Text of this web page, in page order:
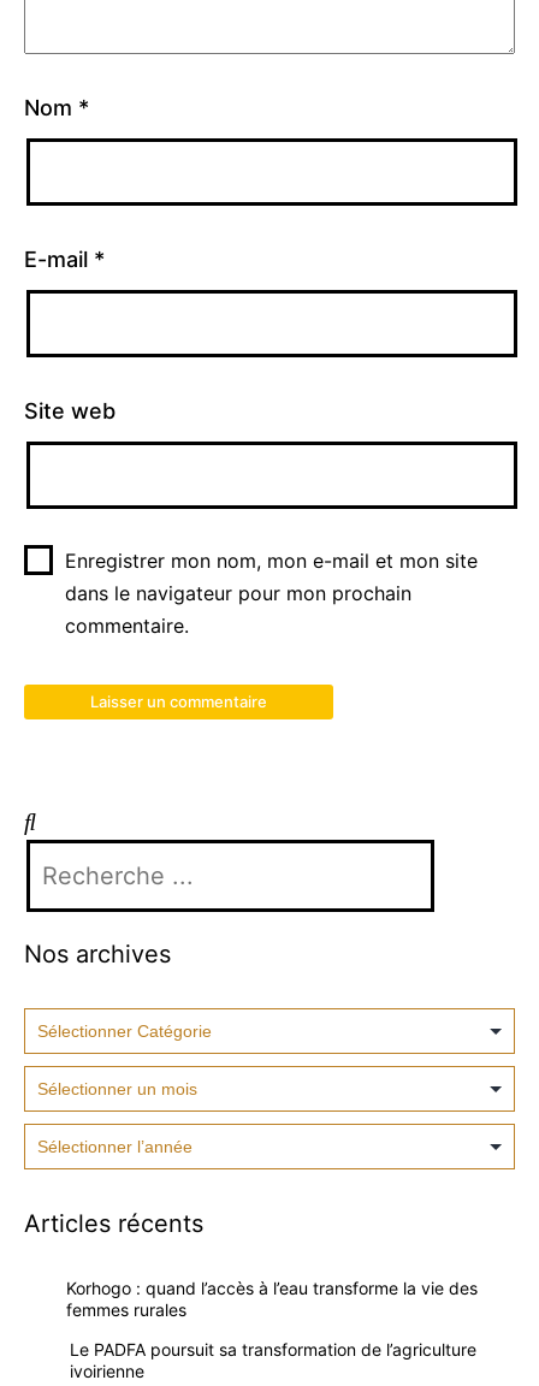
Nom *
E-mail *
Site web
Enregistrer mon nom, mon e-mail et mon site
dans le navigateur pour mon prochain
commentaire.
Nos archives
Articles récents
Korhogo : quand l’accès à l’eau transforme la vie des
femmes rurales
Le PADFA poursuit sa transformation de l’agriculture
ivoirienne